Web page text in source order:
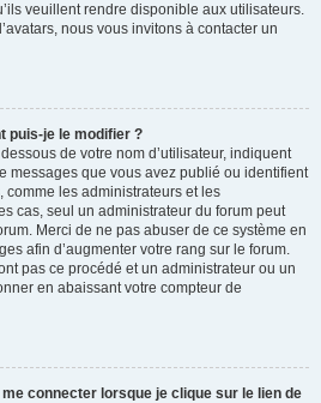
veuillent rendre disponible aux utilisateurs.
nous vous invitons à contacter un
puis-je le modifier ?
de votre nom d’utilisateur, indiquent
messages que vous avez publié ou identifient
les administrateurs et les
cas, seul un administrateur du forum peut
Merci de ne pas abuser de ce système en
afin d’augmenter votre rang sur le forum.
pas ce procédé et un administrateur ou un
en abaissant votre compteur de
me connecter lorsque je clique sur le lien de